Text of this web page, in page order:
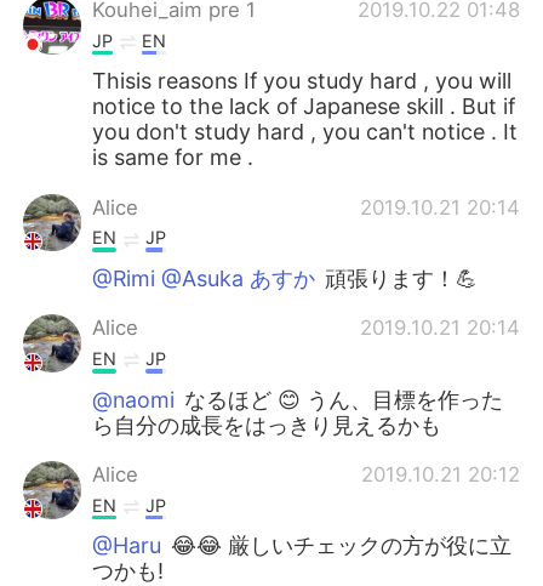
Kouhei_aim pre 1 2019.10.22 01:48
JP EN
Thisis reasons If you study hard , you will
notice to the lack of Japanese skill . But if
you don't study hard , you can't notice . It
is same for me .
Alice 2019.10.21 20:14
EN JP
@Rimi @Asuka あすか 頑張ります！💪
Alice 2019.10.21 20:14
EN JP
@naomi なるほど 😊 うん、目標を作った
ら自分の成長をはっきり見えるかも
Alice 2019.10.21 20:12
EN JP
@Haru 😂😂 厳しいチェックの方が役に立
つかも!